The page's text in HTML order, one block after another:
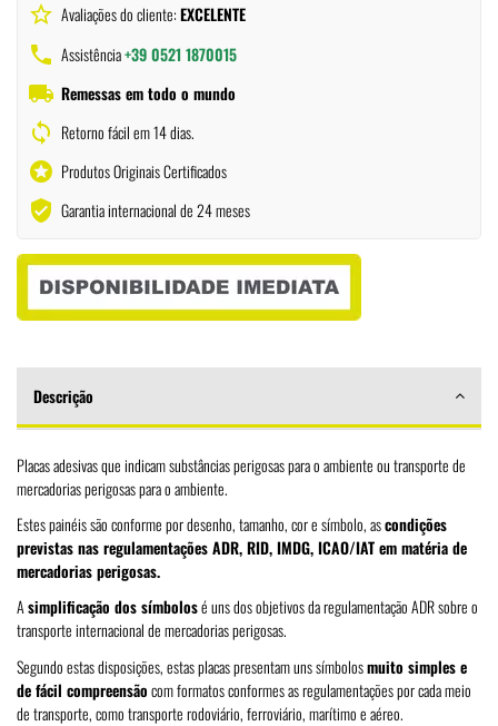
star_border Avaliações do cliente:EXCELENTE
phone Assistência+39 0521 1870015
local_shipping Remessas em todo o mundo
sync Retorno fácil em 14 dias.
stars Produtos Originais Certificados
verified_user Garantia internacional de 24 meses
Descrição
Placas adesivas que indicam substâncias perigosas para o ambiente ou transporte de
mercadorias perigosas para o ambiente.
Estes painéis são conforme por desenho, tamanho, cor e símbolo, ascondições
previstas nas regulamentações ADR, RID, IMDG, ICAO/IAT em matéria de
mercadorias perigosas.
Asimplificação dos símbolosé uns dos objetivos da regulamentação ADR sobre o
transporte internacional de mercadorias perigosas.
Segundo estas disposições, estas placas presentam uns símbolosmuito simples e
de fácil compreensãocom formatos conformes as regulamentações por cada meio
de transporte, como transporte rodoviário, ferroviário, marítimo e aéreo.